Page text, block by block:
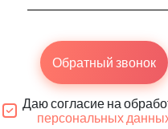
Обратный звонок
Даю согласие на
персональных